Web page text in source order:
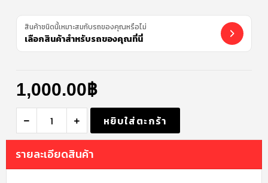
สินค้าชนิดนี้เหมาะสมกับรถของคุณหรือไม่
เลือกสินค้าสำหรับรถของคุณที่นี่
1,000.00฿
หยิบใส่ตะกร้า
รายละเอียดสินค้า